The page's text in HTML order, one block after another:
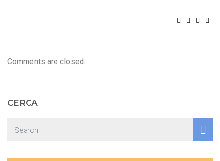
Comments are closed.
CERCA